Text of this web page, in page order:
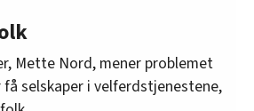
Mette Nord, mener problemet
selskaper i velferdstjenestene,